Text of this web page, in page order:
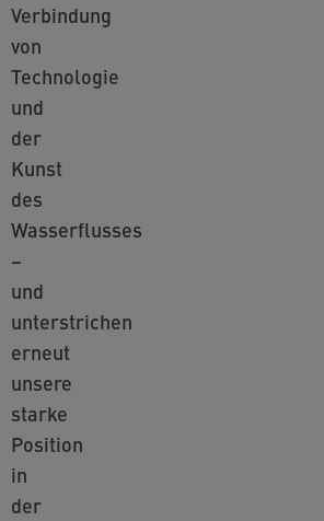
Verbindung
von
Technologie
und
der
Kunst
des
Wasserflusses
–
und
unterstrichen
erneut
unsere
starke
Position
in
der